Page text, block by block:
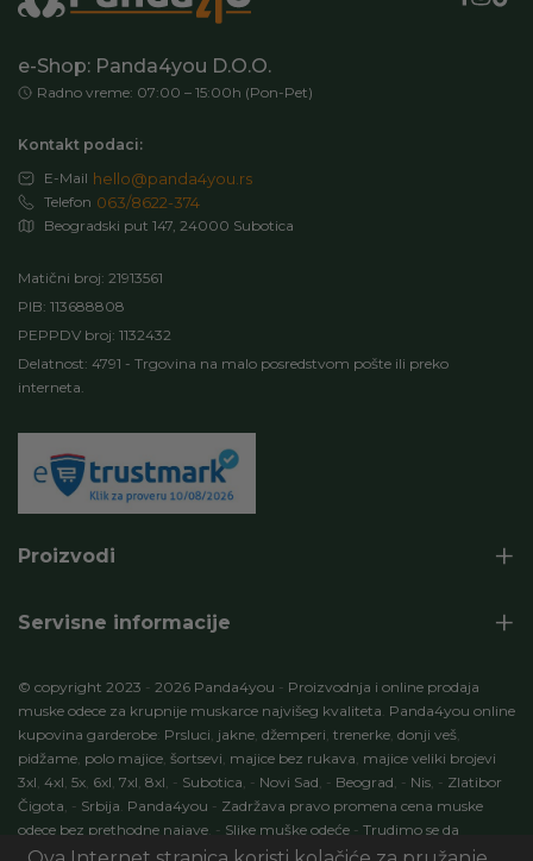
e-Shop: Panda4you D.O.O.
Radno vreme: 07:00 – 15:00h (Pon-Pet)
Kontakt podaci:
E-Mail hello@panda4you.rs
Telefon 063/8622-374
Beogradski put 147, 24000 Subotica
Matični broj: 21913561
PIB: 113688808
PEPPDV broj: 1132432
Delatnost: 4791 - Trgovina na malo posredstvom pošte ili preko
interneta.
Proizvodi
Servisne informacije
© copyright 2023 - 2026 Panda4you - Proizvodnja i online prodaja
muske odece za krupnije muskarce najvišeg kvaliteta Panda4you online
kupovina garderobe: Prsluci jakne džemperi trenerke donji veš
pidžame polo majice šortsevi majice bez rukava majice veliki brojevi
3xl 4xl 5x 6xl 7xl 8xl - Subotica - Novi Sad - Beograd - Nis - Zlatibor
Čigota - Srbija Panda4you - Zadržava pravo promena cena muske
odece bez prethodne najave - Slike muške odeće - Trudimo se da
specifikacije proizvoda budu 100% tačni opisi proizvoda -Development